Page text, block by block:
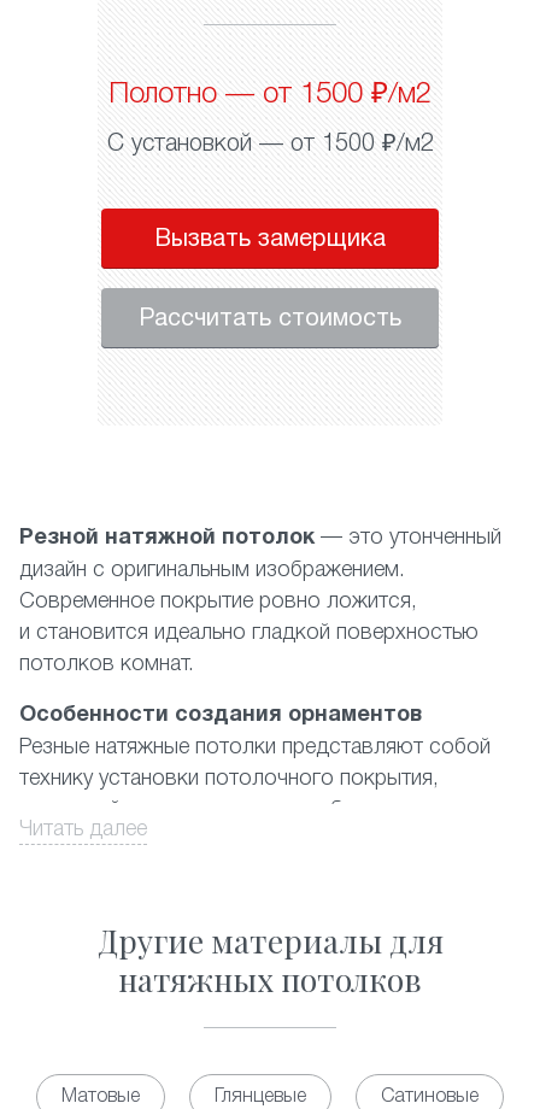
Полотно — от 1500 ₽/м2
С установкой — от 1500 ₽/м2
Вызвать замерщика
Рассчитать стоимость
Резной натяжной потолок — это утонченный
дизайн с оригинальным изображением.
Современное покрытие ровно ложится,
и становится идеально гладкой поверхностью
потолков комнат.
Особенности создания орнаментов
Резные натяжные потолки представляют собой
технику установки потолочного покрытия,
в которой используются два и более полотна
ПВХ-материала, где наружный имеет
из дополняющих друг друга цветов. Орнамент
правильных геометрических фигур разных
размеров. Существующий на данный момент
из них, а также ответ на вопрос, сколько стоит
Читать далее
Другие материалы для
натяжных потолков
Матовые Глянцевые Сатиновые